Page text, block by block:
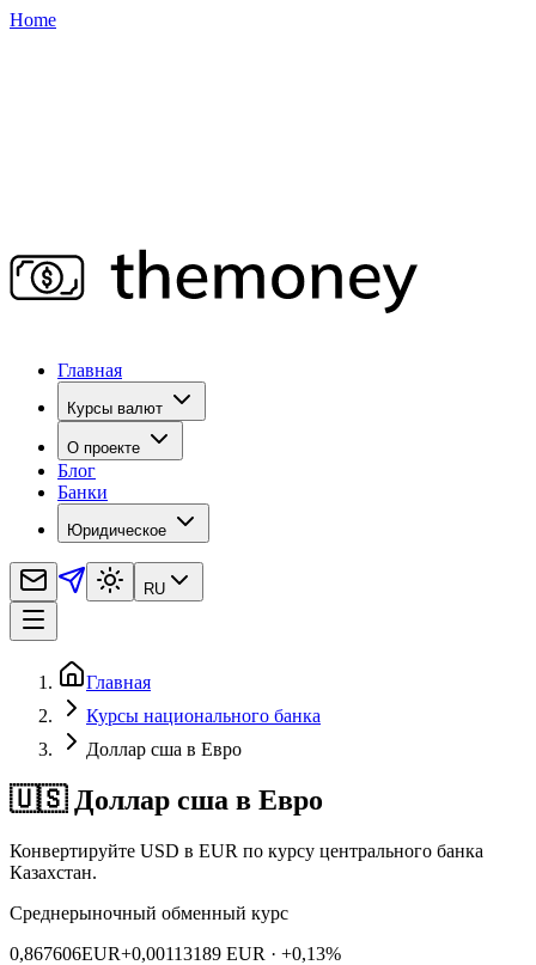
Home
Главная
Курсы валют
О проекте
Блог
Банки
Юридическое
RU
Главная
Курсы национального банка
Доллар сша в Евро
🇺🇸 Доллар сша в Евро
Конвертируйте USD в EUR по курсу центрального банка
Казахстан.
Среднерыночный обменный курс
0,867606EUR+0,00113189 EUR · +0,13%